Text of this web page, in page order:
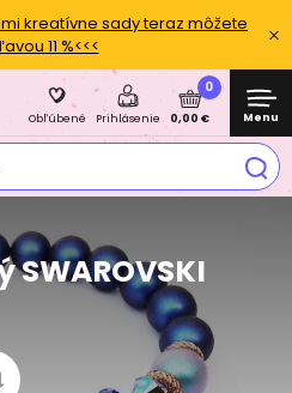
kreatívne sady teraz môžete
11 %<<<
Obľúbené Prihlásenie
0
0,00 € Menu